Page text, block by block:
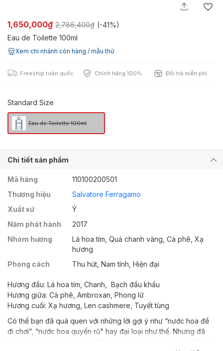
1,650,000₫ 2,786,400₫ (-41%)
Eau de Toilette 100ml
Xem chi nhánh còn hàng / mẫu thử
Freeship toàn quốc Chính hãng 100% Đổi trả miễn phí
Standard Size
Eau de Toilette 100ml
Chi tiết sản phẩm
Mã hàng
110100200501
Thương hiệu
Salvatore Ferragamo
Xuất xứ
Ý
Năm phát hành
2017
Nhóm hương
Lá hoa tím, Quả chanh vàng, Cà phê, Xạ
hương
Phong cách
Thu hút, Nam tính, Hiện đại
Hương đầu: Lá hoa tím, Chanh, Bạch đấu khấu
Hương giữa: Cà phê, Ambroxan, Phong lữ
Hương cuối: Xạ hương, Len cashmere, Tuyết tùng
Có thể bạn đã quá quen với những lời gợi ý như “nước hoa để
đi chơi”, “nước hoa quyến rũ" hay đại loại như thế. Nhưng đã
bao giờ bạn nghe đến cụm “nước hoa bình thường cho những